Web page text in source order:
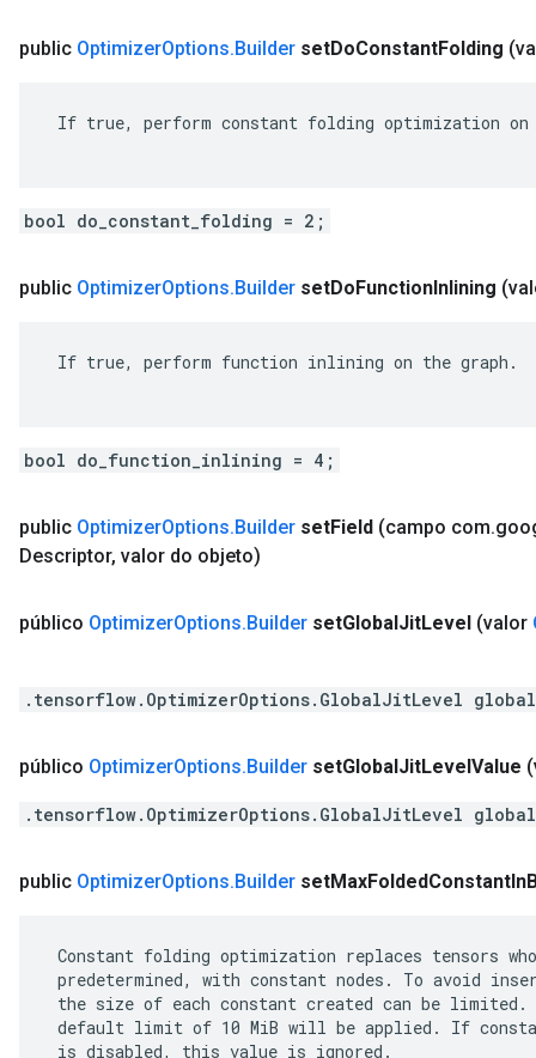
public OptimizerOptions.Builder setDoConstantFolding
If true, perform constant folding optimization on
bool do_constant_folding = 2;
public OptimizerOptions.Builder setDoFunctionInlining
If true, perform function inlining on the graph.
bool do_function_inlining = 4;
public OptimizerOptions.Builder setField (campo com.
Descriptor, valor do objeto)
público OptimizerOptions.Builder setGlobalJitLevel (valor
.tensorflow.OptimizerOptions.GlobalJitLevel
público OptimizerOptions.Builder setGlobalJitLevelValue
.tensorflow.OptimizerOptions.GlobalJitLevel
public OptimizerOptions.Builder setMaxFoldedConstantIn
Constant folding optimization replaces tensors
predetermined, with constant nodes. To avoid
the size of each constant created can be
default limit of 10 MiB will be applied. If
is disabled, this value is ignored.